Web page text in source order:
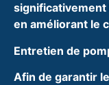
en améliorant le
Entretien de
Afin de garantir